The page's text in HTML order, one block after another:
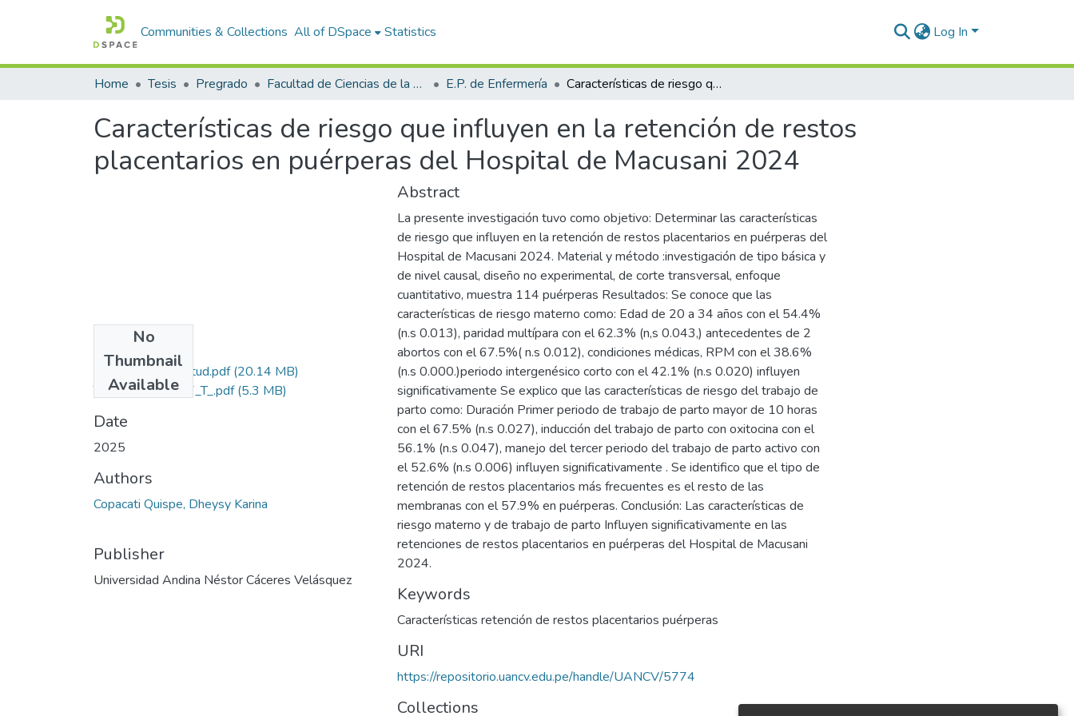
Communities & Collections All of DSpace Statistics Log In
Home Tesis Pregrado Facultad de Ciencias de la Salud E.P. de Enfermería Características de riesgo que influyen en la retención de restos placentarios en puérperas del Hospital de Macusani 2024
Características de riesgo que influyen en la retención de restos
placentarios en puérperas del Hospital de Macusani 2024
No
Thumbnail
Available
Grado de Similitud.pdf(20.14 MB)
T036_75189187_T_.pdf(5.3 MB)
Date
2025
Authors
Copacati Quispe, Dheysy Karina
Publisher
Universidad Andina Néstor Cáceres Velásquez
Abstract
La presente investigación tuvo como objetivo: Determinar las características
de riesgo que influyen en la retención de restos placentarios en puérperas del
Hospital de Macusani 2024. Material y método :investigación de tipo básica y
de nivel causal, diseño no experimental, de corte transversal, enfoque
cuantitativo, muestra 114 puérperas Resultados: Se conoce que las
características de riesgo materno como: Edad de 20 a 34 años con el 54.4%
(n.s 0.013), paridad multípara con el 62.3% (n,s 0.043,) antecedentes de 2
abortos con el 67.5%( n.s 0.012), condiciones médicas, RPM con el 38.6%
(n.s 0.000.)periodo intergenésico corto con el 42.1% (n.s 0.020) influyen
significativamente Se explico que las características de riesgo del trabajo de
parto como: Duración Primer periodo de trabajo de parto mayor de 10 horas
con el 67.5% (n.s 0.027), inducción del trabajo de parto con oxitocina con el
56.1% (n.s 0.047), manejo del tercer periodo del trabajo de parto activo con
el 52.6% (n.s 0.006) influyen significativamente . Se identifico que el tipo de
retención de restos placentarios más frecuentes es el resto de las
membranas con el 57.9% en puérperas. Conclusión: Las características de
riesgo materno y de trabajo de parto Influyen significativamente en las
retenciones de restos placentarios en puérperas del Hospital de Macusani
2024.
Keywords
Características retención de restos placentarios puérperas
URI
https://repositorio.uancv.edu.pe/handle/UANCV/5774
Collections